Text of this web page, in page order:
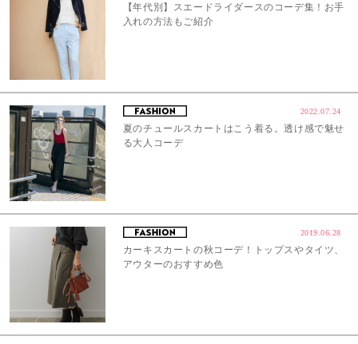
【年代別】スエードライダースのコーデ集！お手
入れの方法もご紹介
2022.07.24
夏のチュールスカートはこう着る。透け感で魅せ
る大人コーデ
2019.06.28
カーキスカートの秋コーデ！トップスやタイツ、
アウターのおすすめ色